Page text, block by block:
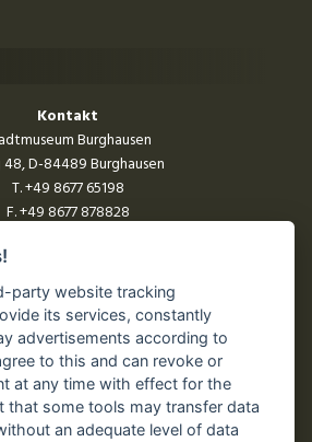
Kontakt
Burghausen
D-84489 Burghausen
T.+49 8677 65198
F. +49 8677 878828
Öffnungszeiten
Winterschließung:
2026 – 14. März 2027
party website tracking
its services, constantly
advertisements according to
to this and can revoke or
at any time with effect for the
that some tools may transfer data
an adequate level of data